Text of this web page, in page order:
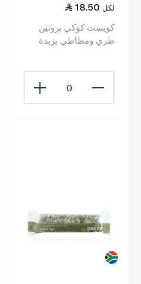
18.50 لكل
كويست كوكي بروتين
طري ومطاطي بزبدة
0